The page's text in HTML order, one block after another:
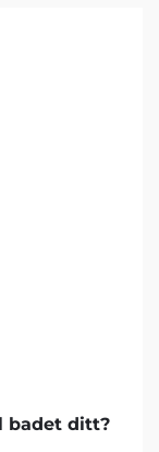
badet ditt?